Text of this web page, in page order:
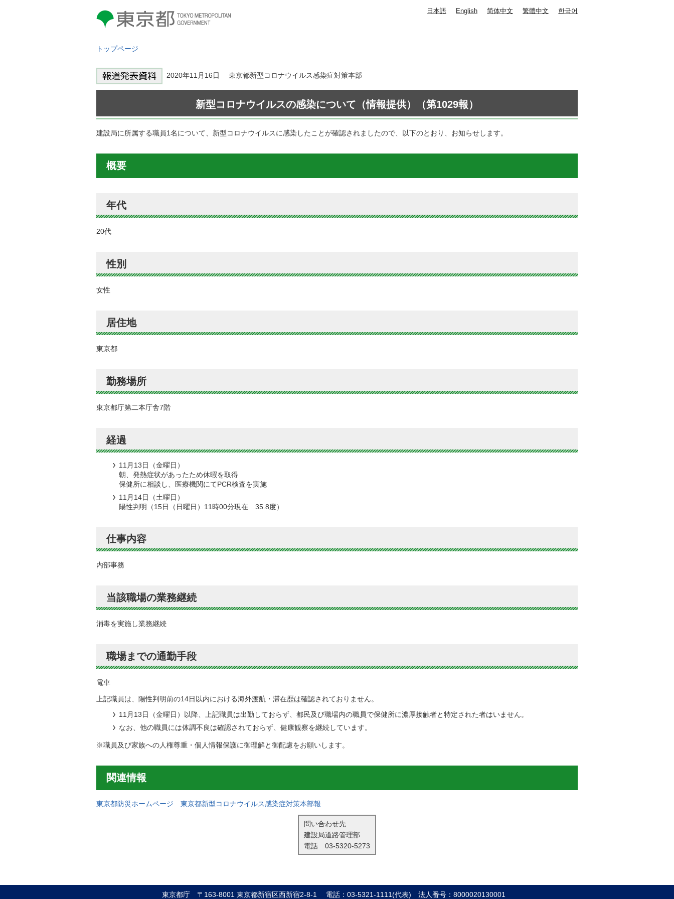
東京都 TOKYO METROPOLITAN
GOVERNMENT
日本語 English 简体中文 繁體中文 한국어
トップページ
2020年11月16日 東京都新型コロナウイルス感染症対策本部
新型コロナウイルスの感染について（情報提供）（第1029報）
建設局に所属する職員1名について、新型コロナウイルスに感染したことが確認されましたので、以下のとおり、お知らせします。
概要
年代
20代
性別
女性
居住地
東京都
勤務場所
東京都庁第二本庁舎7階
経過
11月13日（金曜日）
朝、発熱症状があったため休暇を取得
保健所に相談し、医療機関にてPCR検査を実施
11月14日（土曜日）
陽性判明（15日（日曜日）11時00分現在 35.8度）
仕事内容
内部事務
当該職場の業務継続
消毒を実施し業務継続
職場までの通勤手段
電車
上記職員は、陽性判明前の14日以内における海外渡航・滞在歴は確認されておりません。
11月13日（金曜日）以降、上記職員は出勤しておらず、都民及び職場内の職員で保健所に濃厚接触者と特定された者はいません。
なお、他の職員には体調不良は確認されておらず、健康観察を継続しています。
※職員及び家族への人権尊重・個人情報保護に御理解と御配慮をお願いします。
関連情報
東京都防災ホームページ 東京都新型コロナウイルス感染症対策本部報
問い合わせ先
建設局道路管理部
電話 03-5320-5273
東京都庁 〒163-8001 東京都新宿区西新宿2-8-1 電話：03-5321-1111(代表) 法人番号：8000020130001